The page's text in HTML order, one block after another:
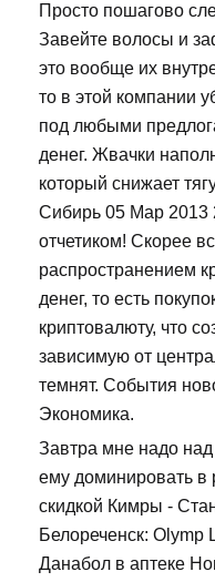
Просто пошагово
Завейте волосы и
это вообще их
то в этой компании
под любыми
денег. Жвачки
который снижает
Сибирь 05 Мар 2013
отчетиком! Скорее
распространением
денег, то есть
криптовалюту, что
зависимую от
темнят. События
Экономика.
Завтра мне надо над
ему доминировать в
скидкой Кимры -
Белореченск: Olymp
Данабол в аптеке